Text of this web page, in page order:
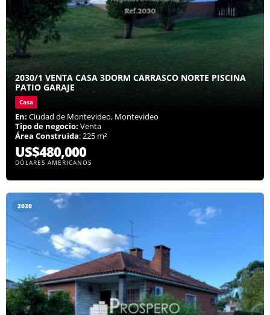
2030/1 VENTA CASA 3DORM CARRASCO NORTE PISCINA
PATIO GARAJE
Casa
En: Ciudad de Montevideo, Montevideo
Tipo de negocio: Venta
Área Construida: 225 m²
US$480,000
DÓLARES AMERICANOS
2030